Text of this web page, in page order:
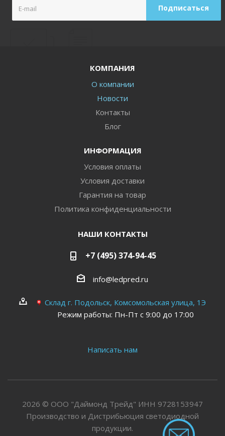
КОМПАНИЯ
О компании
Новости
Контакты
Блог
ИНФОРМАЦИЯ
Условия оплаты
Условия доставки
Гарантия на товар
Политика конфиденциальности
НАШИ КОНТАКТЫ
+7 (495) 374-94-45
info@ledpred.ru
Склад г. Подольск, Комсомольская улица, 1Э
Режим работы: Пн-Пт с 9:00 до 17:00
Написать нам
2026 © ООО "Даймонд Трейд" ИНН 9728153947
Производство и Дистрибьюция светодиодной
продукции.